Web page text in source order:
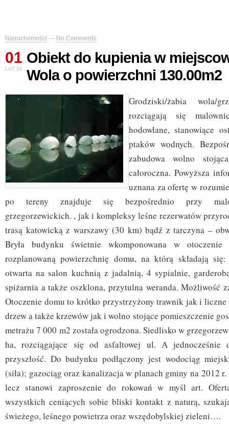
Nieruchomości — No Comments
01
LUT 16
Obiekt do kupienia w
Wola o powierzchni 130.00m2
Grodziski/żabia wola/
rozciągają się
hodowlane, stanowiące
ptaków wodnych.
zabudowa wolno
całoroczna. Powyższa
uznana za ofertę w
po tereny znajduje się bezpośrednio przy
grzegorzewickich. , jak i kompleksy leśne rezerwatów
trasą katowicką z warszawy (30 km) bądź z tarczyna –
Bryła budynku świetnie wkomponowana w
rozplanowaną powierzchnię domu, na którą składają
otwarta na salon kuchnią z jadalnią, 4 sypialnie,
spiżarnia a także oszklona, przytulna weranda. Możliwość
Otoczenie domu to krótko przystrzyżony trawnik jak i liczne
drzew a także krzewów jak i wolno stojące pomieszczenie
metrażu 7 000 m2 została ogrodzona. Siedlisko w
ha, rozciągające się od asfaltowej ul. A jednocześnie
przyszłość. Do budynku podłączony jest wodociąg
(siła); gazociąg oraz kanalizacja w planach gminy na 2012
lecz stanowi zaproszenie do rokowań w myśl art.
wszystkich ceniących sobie bliski kontakt z naturą,
świeżego, leśnego powietrza oraz wszędobylskiej zieleni….